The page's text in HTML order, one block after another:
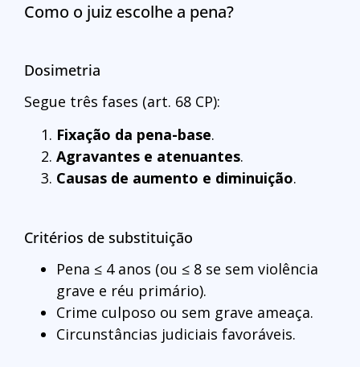
Como o juiz escolhe a pena?
Dosimetria
Segue três fases (art. 68 CP):
Fixação da pena-base.
Agravantes e atenuantes.
Causas de aumento e diminuição.
Critérios de substituição
Pena ≤ 4 anos (ou ≤ 8 se sem violência
grave e réu primário).
Crime culposo ou sem grave ameaça.
Circunstâncias judiciais favoráveis.